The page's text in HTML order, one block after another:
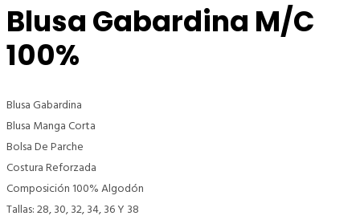
Blusa Gabardina M/C
100%
Blusa Gabardina
Blusa Manga Corta
Bolsa De Parche
Costura Reforzada
Composición 100% Algodón
Tallas: 28, 30, 32, 34, 36 Y 38